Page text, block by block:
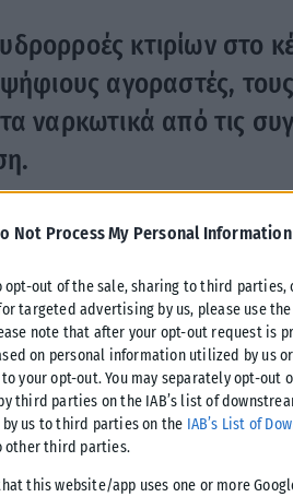
Not Process My Personal Information
opt-out of the sale, sharing to third
targeted advertising by us, please use
note that after your opt-out request is
on personal information utilized by us
your opt-out. You may separately opt-out
third parties on the IAB’s list of
us to third parties on the IAB’s List of
other third parties.
this website/app uses one or more
κτιρίων στο
αγοραστές,
ναρκωτικά από τις
αυτοφώρω το απόγευμα της
ΟΠΚΕ να πουλάει μικροποσότητα
συνολικά τέσσερις